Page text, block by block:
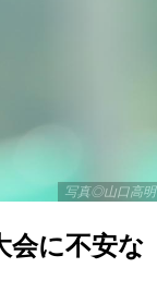
写真◎山口高明
会に不安な